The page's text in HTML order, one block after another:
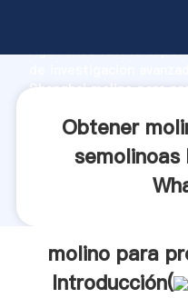
Agarrando fuerte
Shanghai molino para
Obtener
semolinoas
molino para
Introducción(